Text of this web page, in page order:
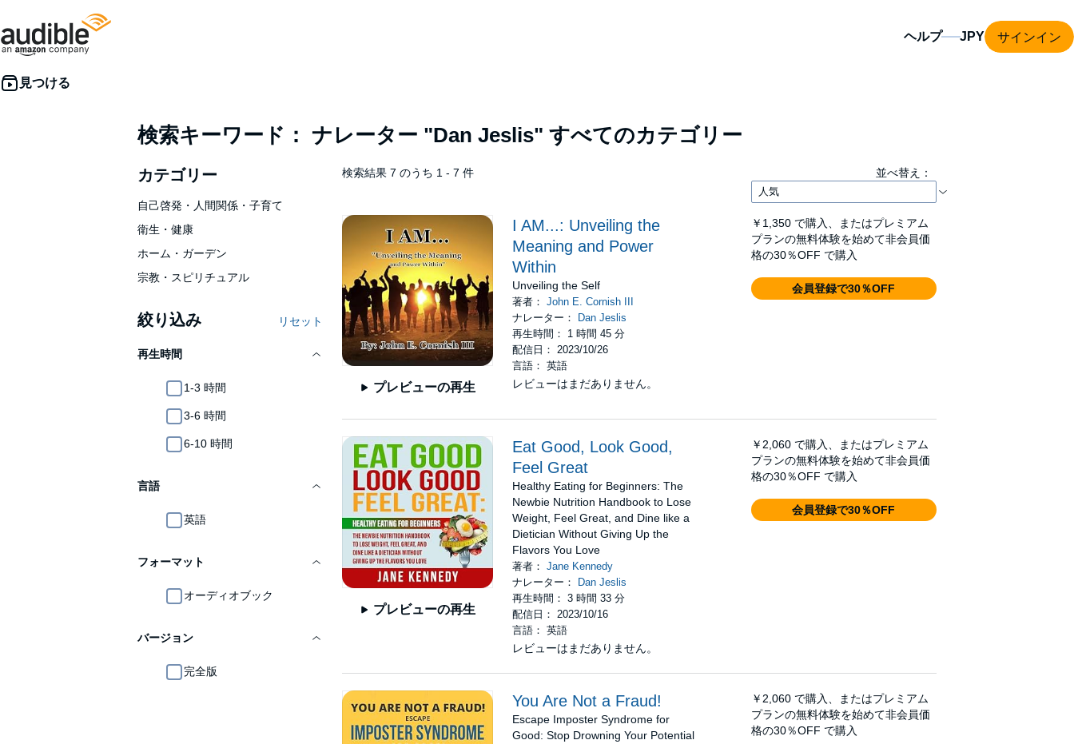
ヘルプ サインイン
検索キーワード： ナレーター "Dan Jeslis" すべてのカテゴリー
カテゴリー
自己啓発・人間関係・子育て
衛生・健康
ホーム・ガーデン
宗教・スピリチュアル
絞り込み リセット
再生時間
1-3 時間
3-6 時間
6-10 時間
言語
英語
フォーマット
オーディオブック
バージョン
完全版
検索結果 7 のうち 1 - 7 件 並べ替え：
プレビューの再生
I AM...: Unveiling the
Meaning and Power
Within
Unveiling the Self
著者：John E. Cornish III
ナレーター：
Dan Jeslis
再生時間： 1 時間 45 分
配信日： 2023/10/26
言語： 英語
レビューはまだありません。
￥1,350 で購入、またはプレミアム
プランの無料体験を始めて非会員価
格の30％OFF で購入
会員登録で30％OFF
プレビューの再生
Eat Good, Look Good,
Feel Great
Healthy Eating for Beginners: The
Newbie Nutrition Handbook to Lose
Weight, Feel Great, and Dine like a
Dietician Without Giving Up the
Flavors You Love
著者：Jane Kennedy
ナレーター：
Dan Jeslis
再生時間： 3 時間 33 分
配信日： 2023/10/16
言語： 英語
レビューはまだありません。
￥2,060 で購入、またはプレミアム
プランの無料体験を始めて非会員価
格の30％OFF で購入
会員登録で30％OFF
You Are Not a Fraud!
Escape Imposter Syndrome for
Good: Stop Drowning Your Potential
￥2,060 で購入、またはプレミアム
プランの無料体験を始めて非会員価
格の30％OFF で購入